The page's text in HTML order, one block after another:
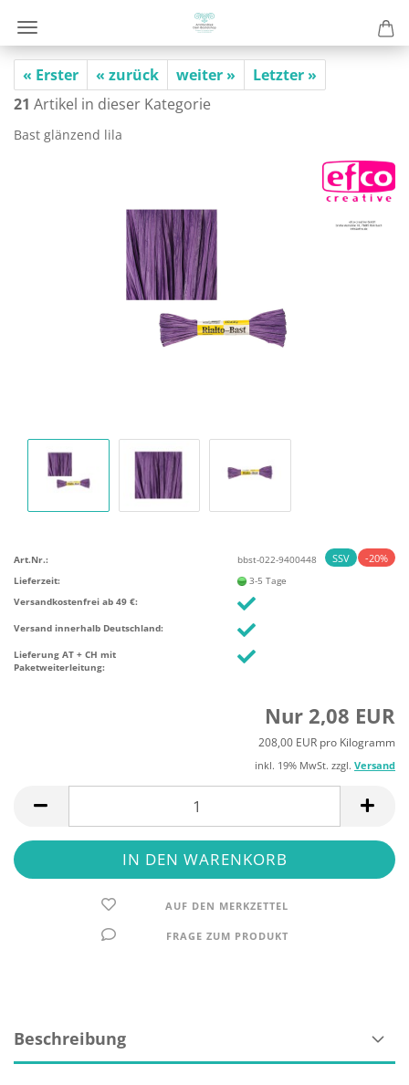
« Erster « zurück weiter »
Letzter »
21 Artikel in dieser Kategorie
Bast glän­zend lila
SSV -20%
Art.Nr.:
bbst-022-9400448
Lieferzeit:
3-5 Tage
Versandkostenfrei ab 49 €:
Versand innerhalb Deutschland:
Lieferung AT + CH mit
Paketweiterleitung:
Nur 2,08 EUR
208,00 EUR pro Kilogramm
inkl. 19% MwSt. zzgl. Versand
AUF DEN MERKZETTEL
FRAGE ZUM PRODUKT
Beschreibung